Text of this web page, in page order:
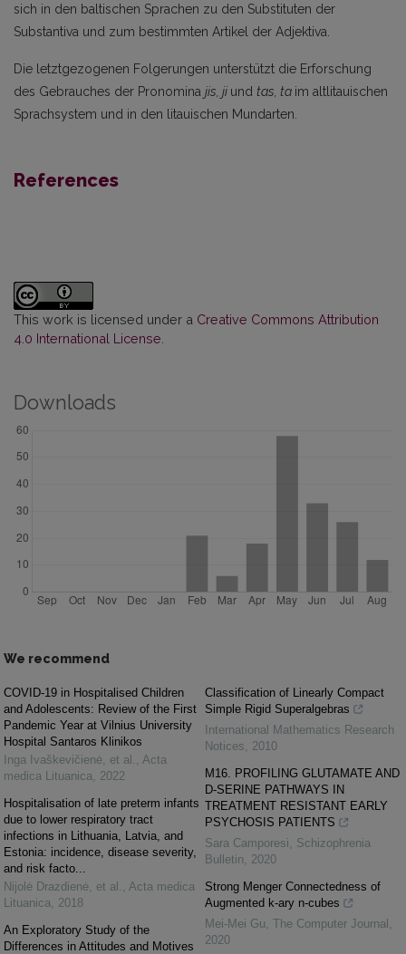
sich in den baltischen Spra­chen zu den Substituten der
Substantiva und zum bestimmten Artikel der Adjektiva.
Die letztgezogenen Folgerungen unterstützt die Erforschung
des Gebrauches der Pronomina jis, ji und tas, ta im altlitauischen
Sprachsystem und in den litauischen Mundarten.
References
This work is licensed under a Creative Commons Attribution
4.0 International License
Downloads
We recommend
COVID-19 in Hospitalised Children
and Adolescents: Review of the First
Pandemic Year at Vilnius University
Hospital Santaros Klinikos
Inga Ivaškevičienė, et al.
Acta
medica Lituanica
2022
Hospitalisation of late preterm infants
due to lower respiratory tract
infections in Lithuania, Latvia, and
Estonia: incidence, disease severity,
and risk facto...
Nijolė Drazdienė, et al.
Acta medica
Lituanica
2018
An Exploratory Study of the
Differences in Attitudes and Motives
Classification of Linearly Compact
Simple Rigid Superalgebras
International Mathematics Research
Notices
2010
M16. PROFILING GLUTAMATE AND
D-SERINE PATHWAYS IN
TREATMENT RESISTANT EARLY
PSYCHOSIS PATIENTS
Sara Camporesi
Schizophrenia
Bulletin
2020
Strong Menger Connectedness of
Augmented k-ary n-cubes
Mei-Mei Gu The Computer Journal
2020